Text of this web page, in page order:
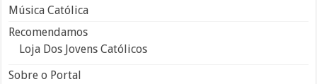
Música Católica
Recomendamos
Loja Dos Jovens Católicos
Sobre o Portal